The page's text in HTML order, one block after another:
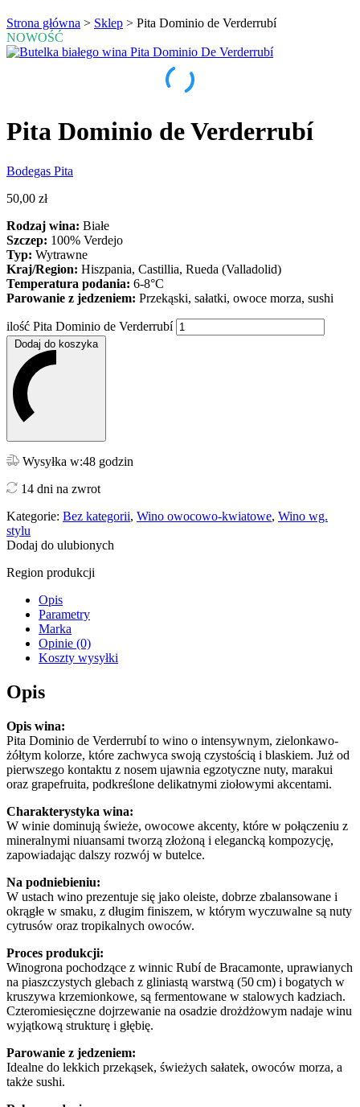
Strona główna > Sklep > Pita Dominio de Verderrubí
NOWOŚĆ
Pita Dominio de Verderrubí
Bodegas Pita
50,00 zł
Rodzaj wina: Białe
Szczep: 100% Verdejo
Typ: Wytrawne
Kraj/Region: Hiszpania, Castillia, Rueda (Valladolid)
Temperatura podania: 6-8°C
Parowanie z jedzeniem: Przekąski, sałatki, owoce morza, sushi
ilość Pita Dominio de Verderrubí
Dodaj do koszyka
Wysyłka w:48 godzin
14 dni na zwrot
Kategorie: Bez kategorii, Wino owocowo-kwiatowe, Wino wg.
stylu
Dodaj do ulubionych
Region produkcji
Opis
Parametry
Marka
Opinie (0)
Koszty wysyłki
Opis
Opis wina:
Pita Dominio de Verderrubí to wino o intensywnym, zielonkawo-
żółtym kolorze, które zachwyca swoją czystością i blaskiem. Już od
pierwszego kontaktu z nosem ujawnia egzotyczne nuty, marakui
oraz grapefruita, podkreślone delikatnymi ziołowymi akcentami.
Charakterystyka wina:
W winie dominują świeże, owocowe akcenty, które w połączeniu z
mineralnymi niuansami tworzą złożoną i elegancką kompozycję,
zapowiadając dalszy rozwój w butelce.
Na podniebieniu:
W ustach wino prezentuje się jako oleiste, dobrze zbalansowane i
okrągłe w smaku, z długim finiszem, w którym wyczuwalne są nuty
cytrusów oraz tropikalnych owoców.
Proces produkcji:
Winogrona pochodzące z winnic Rubí de Bracamonte, uprawianych
na piaszczystych glebach z gliniastą warstwą (50 cm) i bogatych w
kruszywa krzemionkowe, są fermentowane w stalowych kadziach.
Czteromiesięczne dojrzewanie na osadzie drożdżowym nadaje winu
wyjątkową strukturę i głębię.
Parowanie z jedzeniem:
Idealne do lekkich przekąsek, świeżych sałatek, owoców morza, a
także sushi.